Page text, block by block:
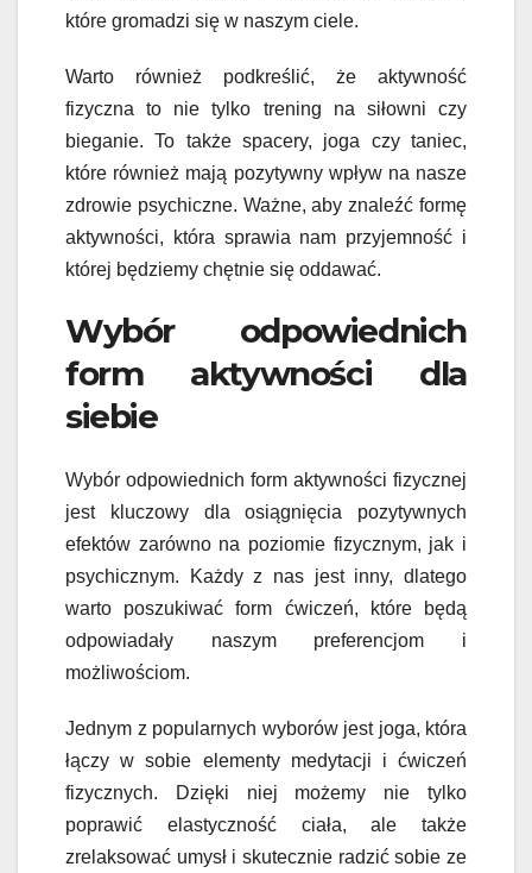
które gromadzi się w naszym ciele.
Warto również podkreślić, że aktywność
fizyczna to nie tylko trening na siłowni czy
bieganie. To także spacery, joga czy taniec,
które również mają pozytywny wpływ na nasze
zdrowie psychiczne. Ważne, aby znaleźć formę
aktywności, która sprawia nam przyjemność i
której będziemy chętnie się oddawać.
Wybór odpowiednich
form aktywności dla
siebie
Wybór odpowiednich form aktywności fizycznej
jest kluczowy dla osiągnięcia pozytywnych
efektów zarówno na poziomie fizycznym, jak i
psychicznym. Każdy z nas jest inny, dlatego
warto poszukiwać form ćwiczeń, które będą
odpowiadały naszym preferencjom i
możliwościom.
Jednym z popularnych wyborów jest joga, która
łączy w sobie elementy medytacji i ćwiczeń
fizycznych. Dzięki niej możemy nie tylko
poprawić elastyczność ciała, ale także
zrelaksować umysł i skutecznie radzić sobie ze